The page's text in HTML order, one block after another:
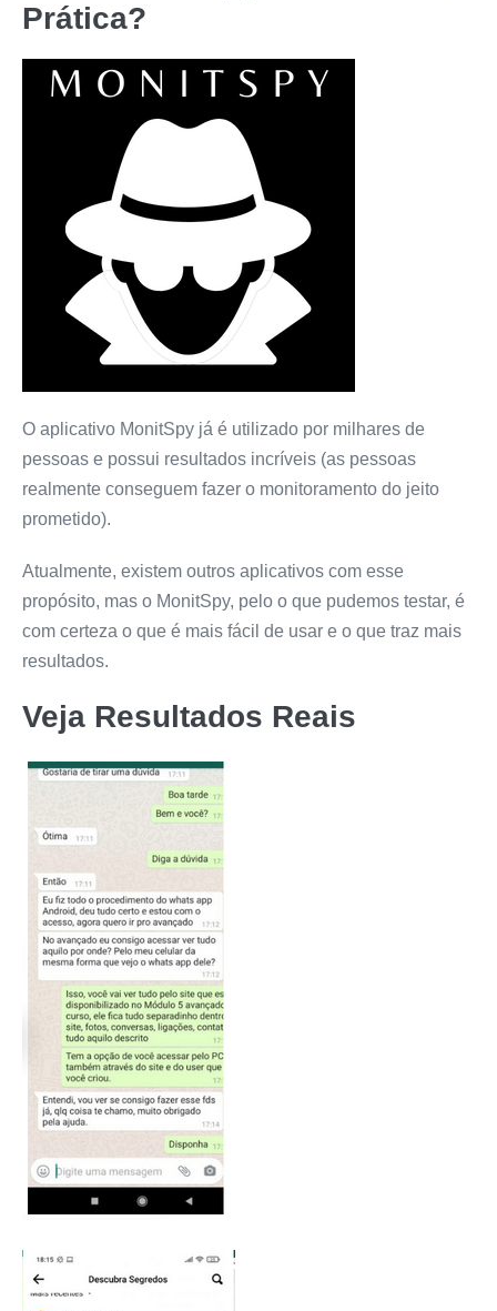
Prática?
O aplicativo MonitSpy já é utilizado por milhares de
pessoas e possui resultados incríveis (as pessoas
realmente conseguem fazer o monitoramento do jeito
prometido).
Atualmente, existem outros aplicativos com esse
propósito, mas o MonitSpy, pelo o que pudemos testar, é
com certeza o que é mais fácil de usar e o que traz mais
resultados.
Veja Resultados Reais